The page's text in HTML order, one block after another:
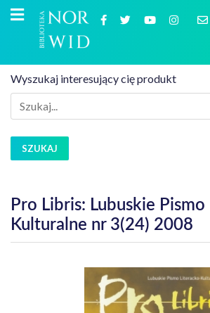
Wyszukaj interesujący cię produkt
SZUKAJ
Pro Libris: Lubuskie
Kulturalne nr 3(24) 2008